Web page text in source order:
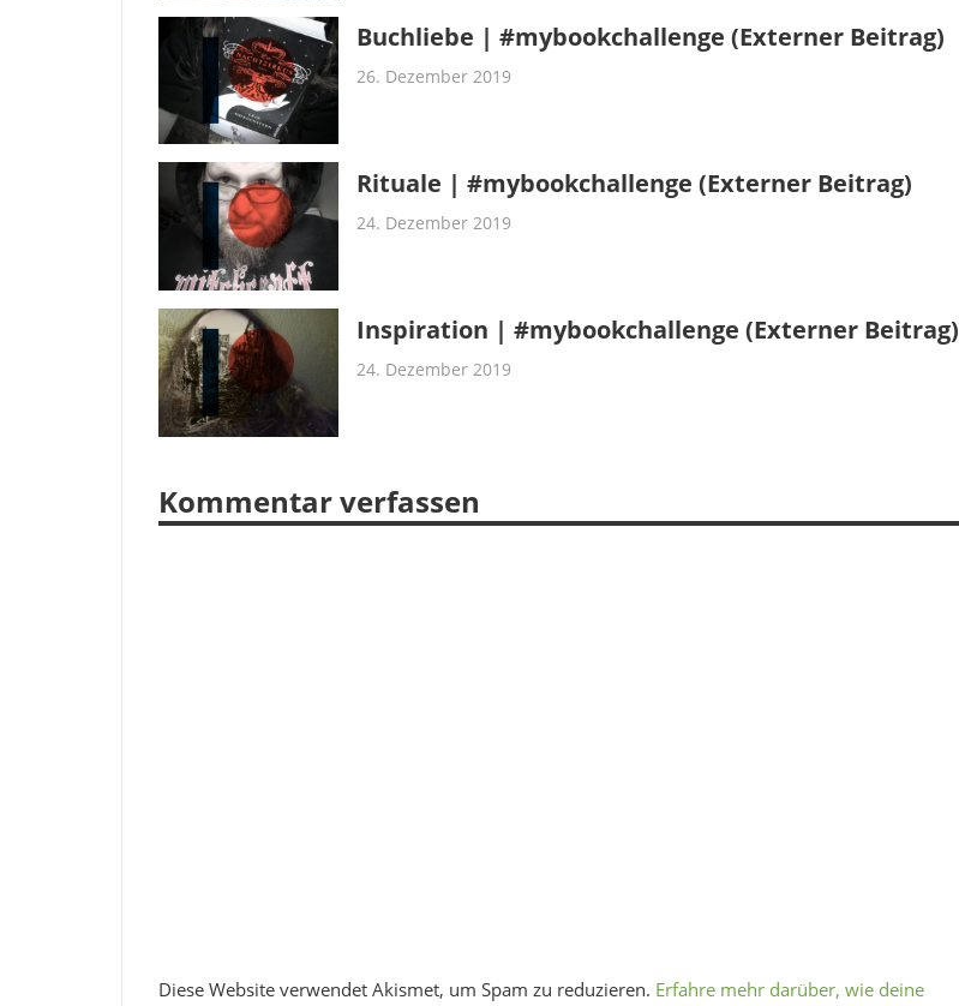
Buchliebe | #mybookchallenge (Externer Beitrag)
26. Dezember 2019
Rituale | #mybookchallenge (Externer Beitrag)
24. Dezember 2019
Inspiration | #mybookchallenge (Externer Beitrag)
24. Dezember 2019
Kommentar verfassen
Diese Website verwendet Akismet, um Spam zu reduzieren. Erfahre mehr darüber, wie deine